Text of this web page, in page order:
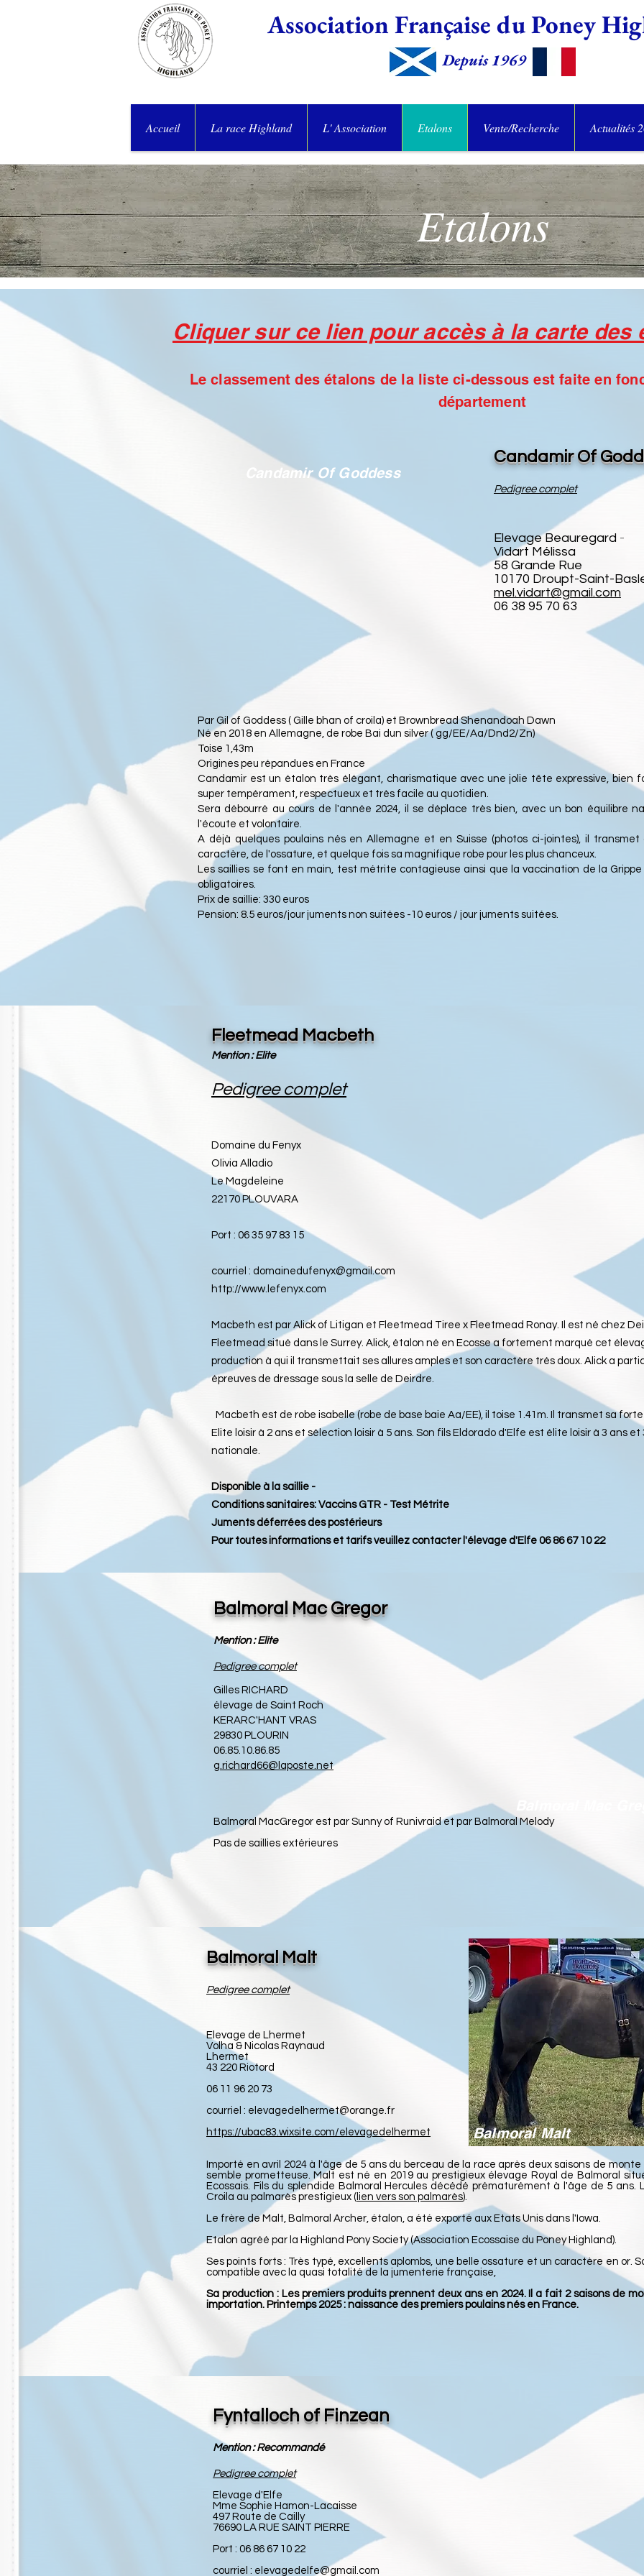
Association Française du Poney
Depuis 1969
Accueil La race Highland L' Association Etalons Vente/Recherche Actualités
Etalons
Cliquer sur ce lien pour accès à la carte des
Le classement des étalons de la liste ci-dessous est faite en
département
Candamir Of Goddess
CandamirOf
Pedigree complet
Elevage Beauregard -
Vidart Mélissa
58 Grande Rue
1 0170 Droupt-Saint-
mel.vidart@gmail.com
06 38 95 70 63
Par Gil of Goddess ( Gille bhan of croila) et Brownbread Shenandoah Dawn
Né en 2018 en Allemagne, de robe Bai dun silver ( gg/EE/Aa/Dnd2/Zn)
Toise 1,43m
Origines peu répandues en France
Candamir est un étalon très élégant, charismatique avec une jolie tête expressive, bien
super tempérament, respectueux et très facile au quotidien.
Sera débourré au cours de l'année 2024, il se déplace très bien, avec un bon équilibre
l'écoute et volontaire.
A déjà quelques poulains nés en Allemagne et en Suisse (photos ci-jointes), il transmet
caractère, de l'ossature, et quelque fois sa magnifique robe pour les plus chanceux.
Les saillies se font en main, test métrite contagieuse ainsi que la vaccination de la
obligatoires.
Prix de saillie: 330 euros
Pension: 8.5 euros/jour juments non suitées -10 euros / jour juments suitées.
Fleetmead Macbeth
Mention : Elite
Pedigree complet
Domaine du Fenyx
Olivia Alladio
Le Magdeleine
22170 PLOUVARA
Port : 06 35 97 83 15
courriel : domainedufenyx@gmail.com
http://www.lefenyx.com
Macbeth est par Alick of Litigan et Fleetmead Tiree x Fleetmead Ronay. Il est né chez
Fleetmead situé dans le Surrey. Alick, étalon né en Ecosse a fortement marqué cet
production à qui il transmettait ses allures amples et son caractère trés doux. Alick a
épreuves de dressage sous la selle de Deirdre.
Macbeth est de robe isabelle (robe de base baie Aa/EE), il toise 1.41m. Il transmet sa
Elite loisir à 2 ans et sélection loisir à 5 ans. Son fils Eldorado d'Elfe est élite loisir à 3 ans
nationale.
Disponible à la saillie -
Conditions sanitaires: Vaccins GTR - Test Métrite
Juments déferrées des postérieurs
Pour toutes informations et tarifs veuillez contacter l'élevage d'Elfe 06 86 67 10 22
Balmoral Mac Gregor
Mention : Elite
Pedigree complet
Gilles RICHARD
élevage de Saint Roch
KERARC'HANT VRAS
29830 PLOU RIN
06.85.10.86.85
g.richard66@laposte.net
Balmoral MacGregor est par Sunny of Runivraid et par Balmoral Melody
Pas de saillies extérieures
Balmoral Malt
Pedigree complet
Elevage de Lhermet
Volha & Nicolas Raynaud
Lhermet
43 220 Riotord
06 11 96 20 73
courriel : elevagedelhermet@orange.fr
https://ubac83.wixsite.com/elevagedelhermet
Importé en avril 2024 à l'âge de 5 ans du berceau de la race après deux saisons de
semble prometteuse. Malt est né en 2019 au prestigieux élevage Royal de Balmoral
Ecossais. Fils du splendide Balmoral Hercules décédé prématurément à l'âge de 5 ans.
Croila au palmarès prestigieux ( lien vers son palmarès).
Le frère de Malt, Balmoral Archer, étalon, a été exporté aux Etats Unis dans l'Iowa.
Etalon agréé par la Highland Pony Society (Association Ecossaise du Poney Highland).
Ses points forts : Très typé, excellents aplombs, une belle ossature et un caractère en or.
compatible avec la quasi totalité de la jumenterie française,
Sa production : Les premiers produits prennent deux ans en 2024. Il a fait 2 saisons de
importation. Printemps 2025 : naissance des premiers poulains nés en France.
Balmoral Malt
Fyntalloch of Finzean
Mention : Recommandé
Pedigree complet
Elevage d'Elfe
Mme Sophie Hamon-Lacaisse
497 Route de Cailly
76690 LA RUE SAINT PIERRE
Port : 06 86 67 10 22
courriel : elevagedelfe@gmail.com